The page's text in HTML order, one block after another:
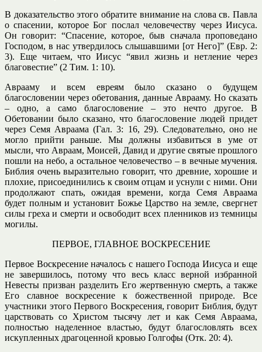
В доказательство этого обратите внимание на слова св. Павла
о спасении, которое Бог послал человечеству через Иисуса.
Он говорит: “Спасение, которое, быв сначала проповедано
Господом, в нас утвердилось слышавшими [от Него]” (Евр. 2:
3). Еще читаем, что Иисус “явил жизнь и нетление через
благовестие” (2 Тим. 1: 10).
Аврааму и всем евреям было сказано о будущем
благословении через обетования, данные Аврааму. Но сказать
– одно, а само благословение – это нечто другое. В
Обетовании было сказано, что благословение людей придет
через Семя Авраама (Гал. 3: 16, 29). Следовательно, оно не
могло прийти раньше. Мы должны избавиться в уме от
мысли, что Авраам, Моисей, Давид и другие святые прошлого
пошли на небо, а остальное человечество – в вечные мучения.
Библия очень выразительно говорит, что древние, хорошие и
плохие, присоединились к своим отцам и уснули с ними. Они
продолжают спать, ожидая времени, когда Семя Авраама
будет полным и установит Божье Царство на земле, свергнет
силы греха и смерти и освободит всех пленников из темницы
могилы.
ПЕРВОЕ, ГЛАВНОЕ ВОСКРЕСЕНИЕ
Первое Воскресение началось с нашего Господа Иисуса и еще
не завершилось, потому что весь класс верной избранной
Невесты призван разделить Его жертвенную смерть, а также
Его славное воскресение к божественной природе. Все
участники этого Первого Воскресения, говорит Библия, будут
царствовать со Христом тысячу лет и как Семя Авраама,
полностью наделенное властью, будут благословлять всех
искупленных драгоценной кровью Голгофы (Отк. 20: 4).